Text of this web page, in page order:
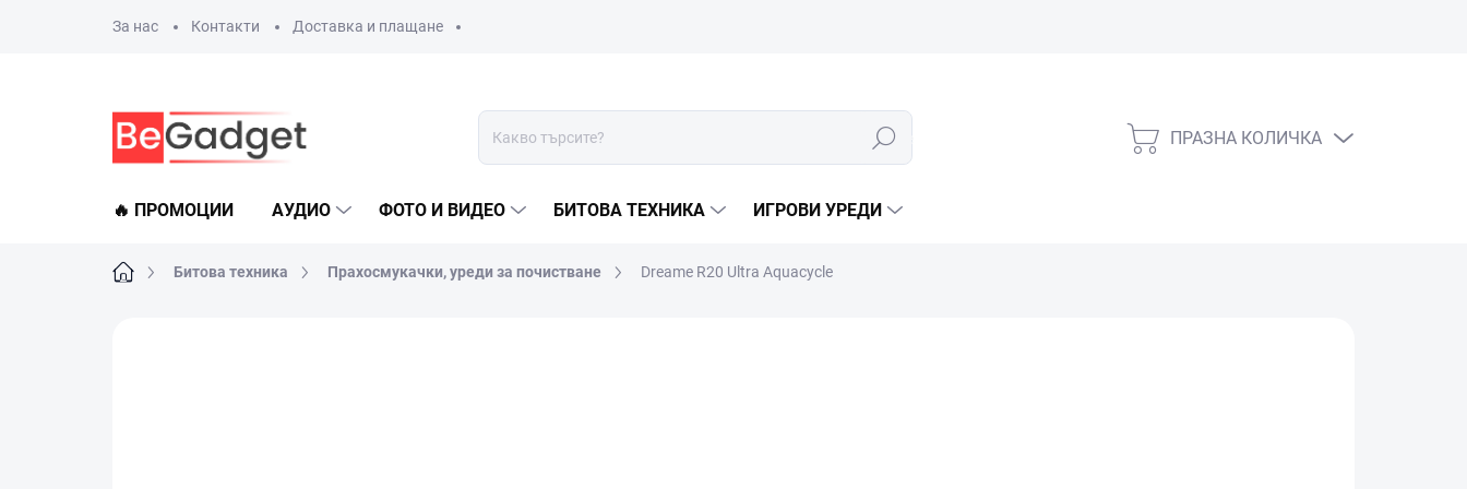
За нас Контакти Доставка и плащане
Търсене
КОЛИЧКА
ПРАЗНА КОЛИЧКА
🔥 ПРОМОЦИИ АУДИО ФОТО И ВИДЕО БИТОВА ТЕХНИКА ИГРОВИ УРЕДИ
НачалоБитова техника Прахосмукачки, уреди за почистване Dreame R20 Ultra Aquacycle